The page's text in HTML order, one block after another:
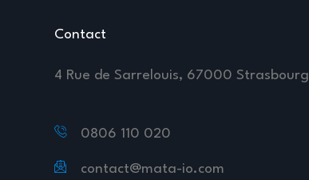
Contact
4 Rue de Sarrelouis, 67000 Strasbourg
0806 110 020
contact@mata-io.com